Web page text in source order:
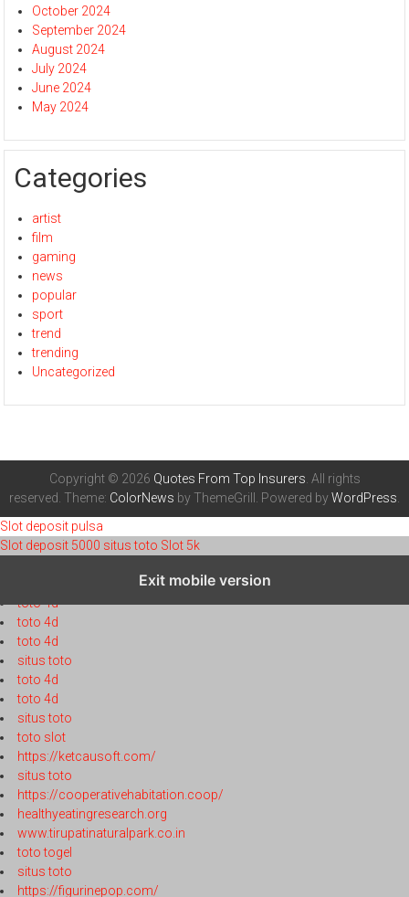
October 2024
September 2024
August 2024
July 2024
June 2024
May 2024
Categories
artist
film
gaming
news
popular
sport
trend
trending
Uncategorized
Copyright © 2026 Quotes From Top Insurers . All rights
reserved. Theme: ColorNews by ThemeGrill. Powered byWordPress
Slot deposit pulsa
Slot deposit 5000 situs toto Slot 5k
Exit mobile version
toto 4d
toto 4d
toto 4d
situs toto
toto 4d
toto 4d
situs toto
toto slot
https://ketcausoft.com/
situs toto
https://cooperativehabitation.coop/
healthyeatingresearch.org
www.tirupatinaturalpark.co.in
toto togel
situs toto
https://figurinepop.com/